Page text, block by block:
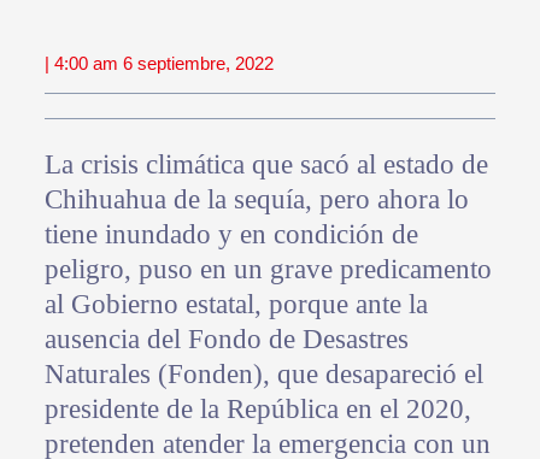
| 4:00 am 6 septiembre, 2022
La crisis climática que sacó al estado de
Chihuahua de la sequía, pero ahora lo
tiene inundado y en condición de
peligro, puso en un grave predicamento
al Gobierno estatal, porque ante la
ausencia del Fondo de Desastres
Naturales (Fonden), que desapareció el
presidente de la República en el 2020,
pretenden atender la emergencia con un